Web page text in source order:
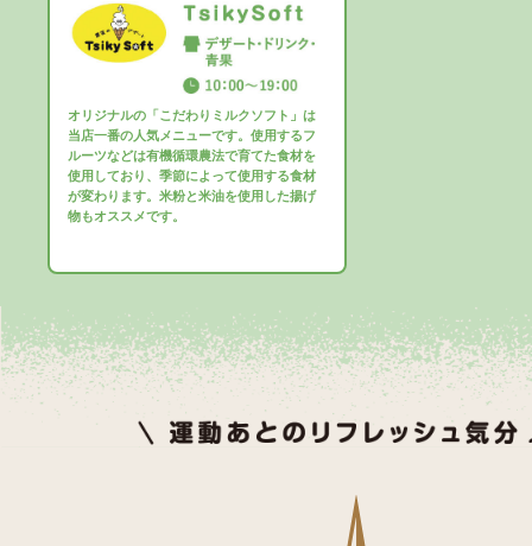
オリジナルの「こだわりミルクソフト」は
当店一番の人気メニューです。使用するフ
ルーツなどは有機循環農法で育てた食材を
使用しており、季節によって使用する食材
が変わります。米粉と米油を使用した揚げ
物もオススメです。